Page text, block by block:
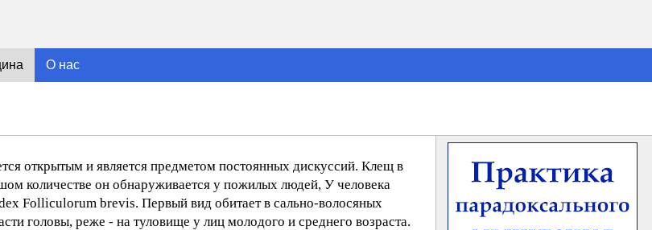
О нас
открытым и является предметом постоянных дискуссий. Клещ в
количестве он обнаруживается у пожилых людей, У человека
Folliculorum brevis. Первый вид обитает в сально-волосяных
головы, реже - на туловище у лиц молодого и среднего возраста.